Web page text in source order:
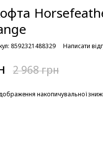
8592321488329 Написати
2 968 грн
накопичувальної